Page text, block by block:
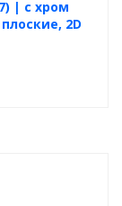
| с хром
2D